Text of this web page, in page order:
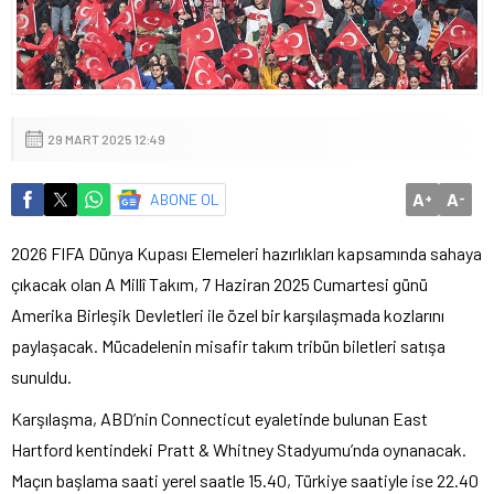
29 MART 2025 12:49
ABONE OL A+ A-
2026 FIFA Dünya Kupası Elemeleri hazırlıkları kapsamında sahaya
çıkacak olan A Millî Takım, 7 Haziran 2025 Cumartesi günü
Amerika Birleşik Devletleri ile özel bir karşılaşmada kozlarını
paylaşacak. Mücadelenin misafir takım tribün biletleri satışa
sunuldu.
Karşılaşma, ABD’nin Connecticut eyaletinde bulunan East
Hartford kentindeki Pratt & Whitney Stadyumu’nda oynanacak.
Maçın başlama saati yerel saatle 15.40, Türkiye saatiyle ise 22.40